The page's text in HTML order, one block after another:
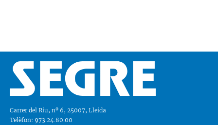
Carrer del Riu, nº 6, 25007, Lleida
Telèfon: 973.24.80.00